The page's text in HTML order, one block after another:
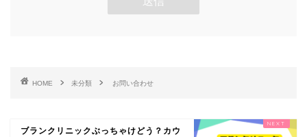
HOME 未分類 お問い合わせ
ブランクリニックぶっちゃけどう？カウ